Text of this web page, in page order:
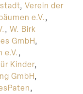
, Verein der
e.V.,
, W. Birk
GmbH,
e.V.,
Kinder,
GmbH,
,